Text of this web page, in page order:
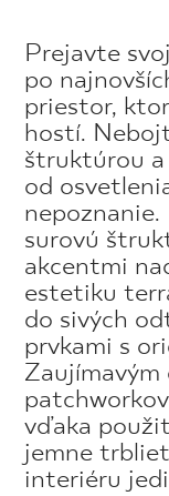
Prejavte
po
priestor,
hostí.
štruktúrou a
od
surovú
akcentmi
estetiku
do sivých
prvkami s
Zaujímavým
vďaka
jemne
interiéru